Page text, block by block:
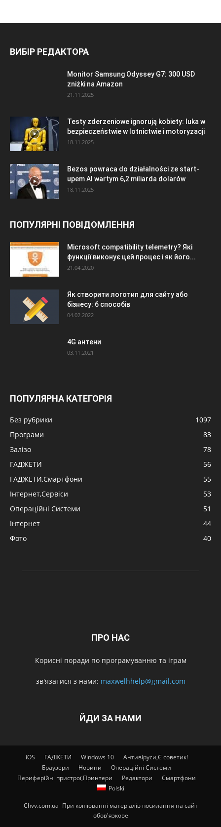
ВИБІР РЕДАКТОРА
Monitor Samsung Odyssey G7: 300 USD
zniżki na Amazon
21.11.2025
Testy zderzeniowe ignorują kobiety: luka w
bezpieczeństwie w lotnictwie i motoryzacji
18.11.2025
Bezos powraca do działalności ze start-
upem AI wartym 6,2 miliarda dolarów
18.11.2025
ПОПУЛЯРНІ ПОВІДОМЛЕННЯ
Microsoft compatibility telemetry? Які
функції виконує цей процес і як його...
21.04.2020
Як створити логотип для сайту або
бізнесу: 6 способів
04.02.2022
4G антени
03.11.2021
ПОПУЛЯРНА КАТЕГОРІЯ
Без рубрики
1097
Програми
83
Залізо
78
ГАДЖЕТИ
56
ГАДЖЕТИ,Смартфони
55
Інтернет,Сервіси
53
Операційні Системи
51
Інтернет
44
Фото
40
ПРО НАС
Корисні поради по програмуванню та іграм
зв'язатися з нами: maxwelhhelp@gmail.com
ЙДИ ЗА НАМИ
iOS ГАДЖЕТИ Windows 10
Антивіруси,Є советик!
Браузери
Новини
Операційні Системи
Периферійні пристрої,Принтери
Редактори
Смартфони
Polski
Chvv.com.ua- При копіюванні матеріалів посилання на сайт
обов'язкове